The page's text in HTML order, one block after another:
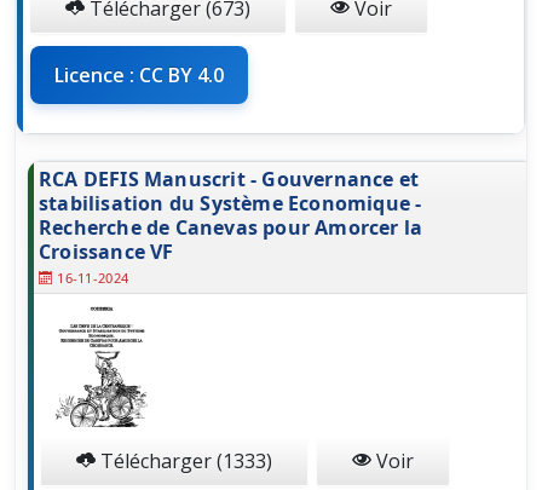
Télécharger (673) Voir
Licence : CC BY 4.0
RCA DEFIS Manuscrit - Gouvernance et
stabilisation du Système Economique -
Recherche de Canevas pour Amorcer la
Croissance VF
16-11-2024
Télécharger (1333) Voir